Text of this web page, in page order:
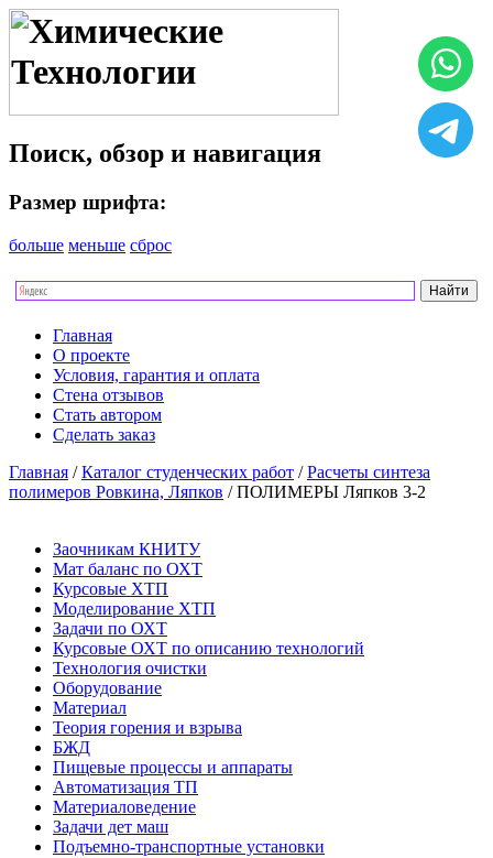
Поиск, обзор и навигация
Размер шрифта:
больше меньше сброс
Главная
О проекте
Условия, гарантия и оплата
Стена отзывов
Стать автором
Сделать заказ
Главная /Каталог студенческих работ /Расчеты синтеза
полимеров Ровкина, Ляпков / ПОЛИМЕРЫ Ляпков 3-2
Заочникам КНИТУ
Мат баланс по ОХТ
Курсовые ХТП
Моделирование ХТП
Задачи по ОХТ
Курсовые ОХТ по описанию технологий
Технология очистки
Оборудование
Материал
Теория горения и взрыва
БЖД
Пищевые процессы и аппараты
Автоматизация ТП
Материаловедение
Задачи дет маш
Подъемно-транспортные установки